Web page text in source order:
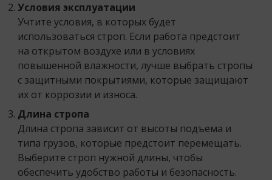
Условия эксплуатации
Учтите условия, в которых будет
использоваться строп. Если работа предстоит
на открытом воздухе или в условиях
повышенной влажности, лучше выбрать стропы
с защитными покрытиями, которые защищают
их от коррозии и износа.
Длина стропа
Длина стропа зависит от высоты подъема и
типа грузов, которые предстоит перемещать.
Выберите строп нужной длины, чтобы
обеспечить удобство работы и безопасность.